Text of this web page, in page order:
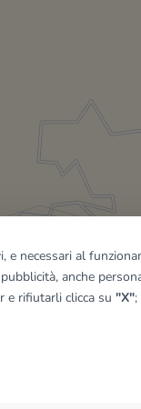
immobili del riquadro
e necessari al
anche
e rifiutarli clicca su "X"